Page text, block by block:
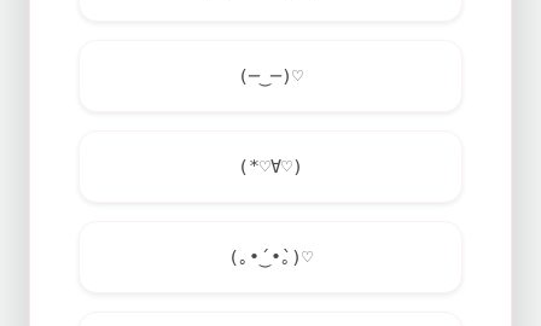
(─‿─)♡
(*♡∀♡)
(｡•́‿•̀｡)♡